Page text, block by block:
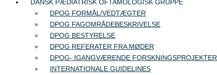
DANSK PÆDIATRISK OFTAMOLOGISK GRUPPE
DPOG FORMÅL/VEDTÆGTER
DPOG FAGOMRÅDEBESKRIVELSE
DPOG BESTYRELSE
DPOG REFERATER FRA MØDER
DPOG- IGANGVÆRENDE FORSKNINGSPROJEKTER
INTERNATIONALE GUIDELINES